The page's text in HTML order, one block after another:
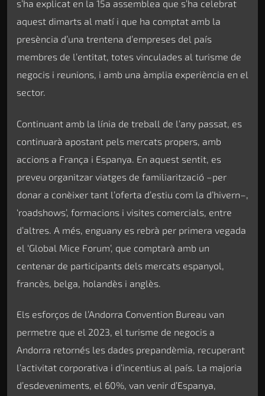
s’ha explicat en la 15a assemblea que s’ha celebrat
aquest dimarts al matí i que ha comptat amb la
presència d’una trentena d’empreses del país
membres de l’entitat, totes vinculades al turisme de
negocis i reunions, i amb una àmplia experiència en el
sector.
Continuant amb la línia de treball de l’any passat, es
continuarà apostant pels mercats propers, amb
accions a França i Espanya. En aquest sentit, es
preveu organitzar viatges de familiarització –per
donar a conèixer tant l’oferta d’estiu com la d’hivern–,
‘roadshows’, formacions i visites comercials, entre
d’altres. A més, enguany es rebrà per primera vegada
el ‘Global Mice Forum’, que comptarà amb un
centenar de participants dels mercats espanyol,
francès, belga, holandès i anglès.
Els esforços de l’Andorra Convention Bureau van
permetre que el 2023, el turisme de negocis a
Andorra retornés les dades prepandèmia, recuperant
l’activitat corporativa i d’incentius al país. La majoria
d’esdeveniments, el 60%, van venir d’Espanya,